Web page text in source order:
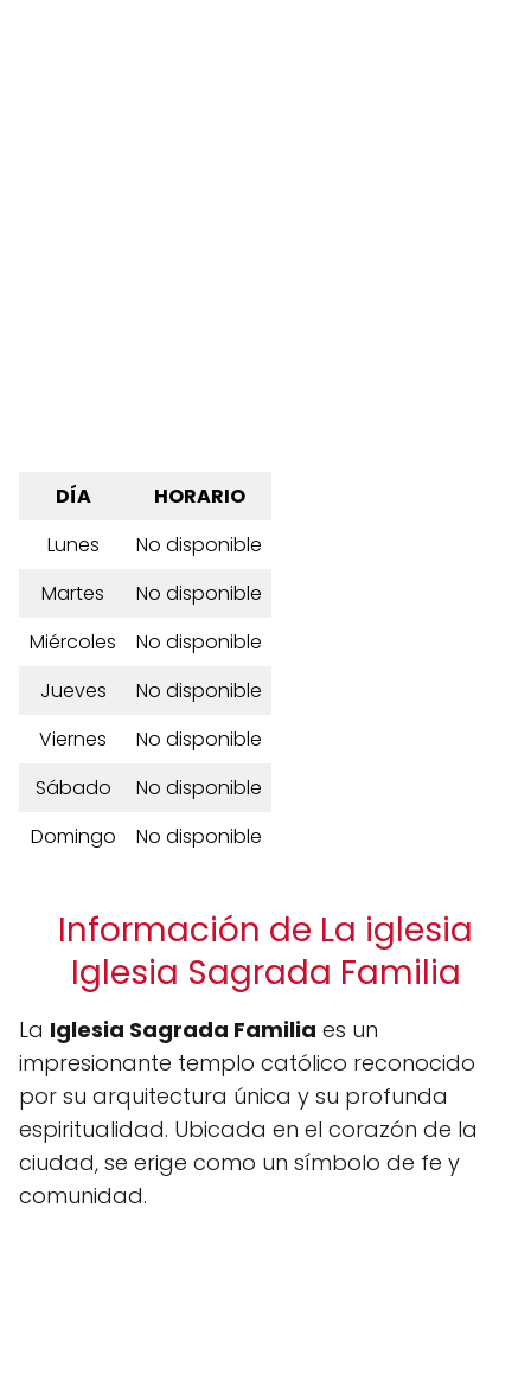
DÍA
HORARIO
Lunes
No disponible
Martes
No disponible
Miércoles
No disponible
Jueves
No disponible
Viernes
No disponible
Sábado
No disponible
Domingo
No disponible
Información de La iglesia
Iglesia Sagrada Familia
La Iglesia Sagrada Familia es un
impresionante templo católico reconocido
por su arquitectura única y su profunda
espiritualidad. Ubicada en el corazón de la
ciudad, se erige como un símbolo de fe y
comunidad.